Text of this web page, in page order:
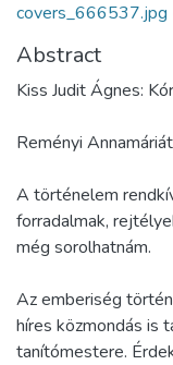
covers_666537.jpg
Abstract
Kiss Judit Ágnes:
Reményi
A történelem
forradalmak,
még sorolhatnám.
Az emberiség
híres közmondás is
tanítómestere.